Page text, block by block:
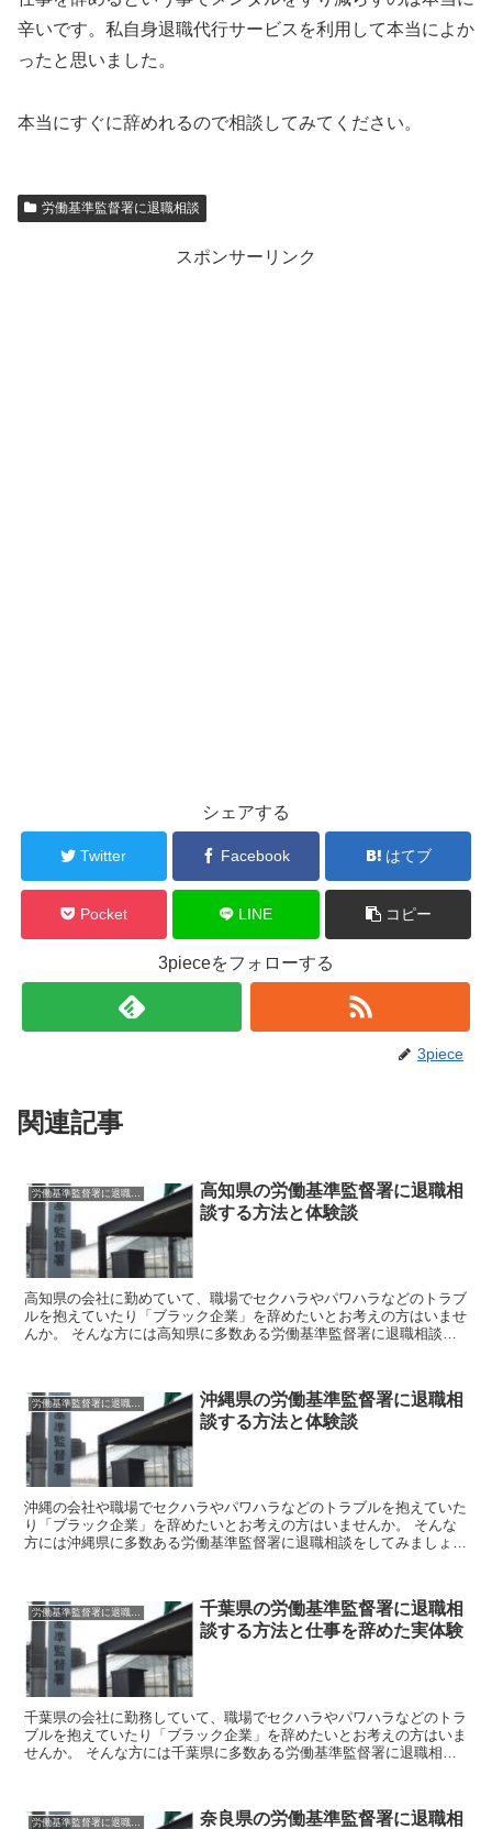
辛いです。私自身退職代行サービスを利用して本当によか
ったと思いました。
本当にすぐに辞めれるので相談してみてください。
労働基準監督署に退職相談
スポンサーリンク
シェアする
Twitter Facebook はてブ
Pocket LINE コピー
3pieceをフォローする
3piece
関連記事
労働基準監督署に退職相談
高知県の労働基準監督署に退職相
談する方法と体験談
高知県の会社に勤めていて、職場でセクハラやパワハラなどのトラブ
ルを抱えていたり「ブラック企業」を辞めたいとお考えの方はいませ
んか。 そんな方には高知県に多数ある労働基準監督署に退職相談を
沖縄県の労働基準監督署に退職相
談する方法と体験談
沖縄の会社や職場でセクハラやパワハラなどのトラブルを抱えていた
り「ブラック企業」を辞めたいとお考えの方はいませんか。 そんな
方には沖縄県に多数ある労働基準監督署に退職相談をしてみましょ
労働基準監督署に退職相談
千葉県の労働基準監督署に退職相
談する方法と仕事を辞めた実体験
千葉県の会社に勤務していて、職場でセクハラやパワハラなどのトラ
ブルを抱えていたり「ブラック企業」を辞めたいとお考えの方はいま
せんか。 そんな方には千葉県に多数ある労働基準監督署に退職相談
奈良県の労働基準監督署に退職相